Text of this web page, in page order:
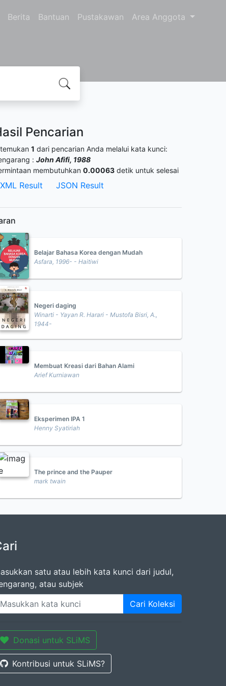
Berita Bantuan Pustakawan Area Anggota
Pencarian
1 dari pencarian Anda melalui kata kunci:
: John Afifi, 1988
membutuhkan 0.00063 detik untuk selesai
XML Result JSON Result
Belajar Bahasa Korea dengan Mudah
Asfara, 1996- - Haitiwi
Negeri daging
Winarti - Yayan R. Harari - Mustofa Bisri, A.,
1944-
Membuat Kreasi dari Bahan Alami
Arief Kurniawan
Eksperimen IPA 1
Henny Syatiriah
The prince and the Pauper
mark twain
satu atau lebih kata kunci dari judul,
atau subjek
Cari Koleksi
Donasi untuk SLiMS
Kontribusi untuk SLiMS?